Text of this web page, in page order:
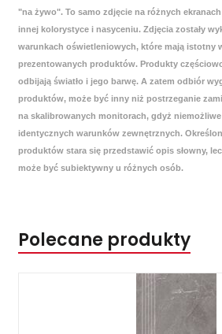
"na żywo". To samo zdjęcie na różnych
innej kolorystyce i nasyceniu. Zdjęcia zostały
warunkach oświetleniowych, które mają istotny
prezentowanych produktów. Produkty
odbijają światło i jego barwę. A zatem odbiór
produktów, może być inny niż postrzeganie
na skalibrowanych monitorach, gdyż
identycznych warunków zewnętrznych.
produktów stara się przedstawić opis słowny,
może być subiektywny u różnych osób.
Polecane produkty